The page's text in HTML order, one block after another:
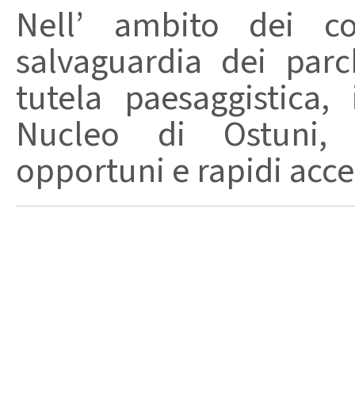
Nell’ ambito dei
salvaguardia dei
tutela
Nucleo di Ostuni,
opportuni e rapidi